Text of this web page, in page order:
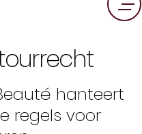
hanteert
regels voor